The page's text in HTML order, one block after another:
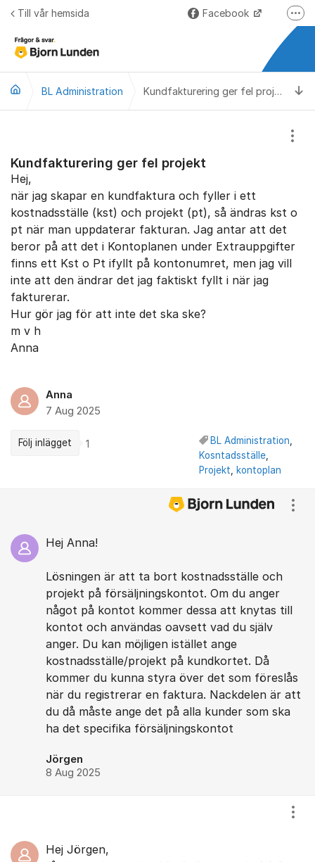
Hoppa till innehåll
Till vår hemsida Facebook
Björnkoll – Blogg
BL Administration Kundfakturering ger fel projekt
Kundfakturering ger fel projekt
Hej,
när jag skapar en kundfaktura och fyller i ett
kostnadsställe (kst) och projekt (pt), så ändras kst o
pt när man uppdaterar fakturan. Jag antar att det
beror på att det i Kontoplanen under Extrauppgifter
finns ett Kst o Pt ifyllt på kontonumret, men jag vill
inte att den ändrar det jag faktiskt fyllt i när jag
fakturerar.
Hur gör jag för att inte det ska ske?
m v h
Anna
Anna
7 Aug 2025
BL Administration
Kosntadsställe,
Projekt
kontoplan
Följ inlägget 1
Hej Anna!
Lösningen är att ta bort kostnadsställe och
projekt på försäljningskontot. Om du anger
något på kontot kommer dessa att knytas till
kontot och användas oavsett vad du själv
anger. Du kan möjligen istället ange
kostnadsställe/projekt på kundkortet. Då
kommer du kunna styra över det som föreslås
när du registrerar en faktura. Nackdelen är att
du då måste ange det på alla kunder som ska
ha det specifika försäljningskontot
Jörgen
8 Aug 2025
Hej Jörgen,